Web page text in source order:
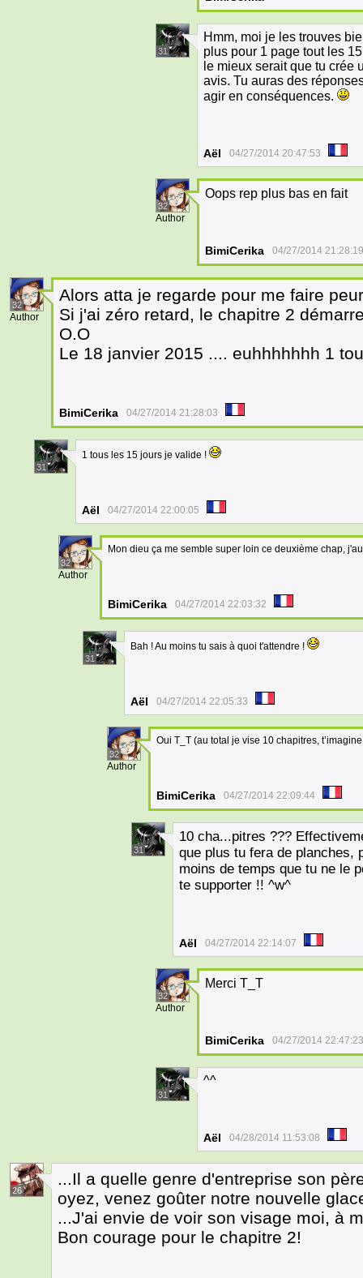
31
Hmm, moi je les trouves
plus pour 1 page tout les
le mieux serait que tu crée
avis. Tu auras des
agir en conséquences.
Aël 04/27/2014 20:47:53
32
Author
Oops rep plus bas en fait
BimiCerika 04/27/2014 21:28:19
32
Author
Alors atta je regarde pour me faire
Si j'ai zéro retard, le chapitre 2
O.O
Le 18 janvier 2015 .... euhhhhhhh 1
BimiCerika 04/27/2014 21:28:03
31
1 tous les 15 jours je valide !
Aël 04/27/2014 22:00:05
32
Author
Mon dieu ça me semble super loin ce deuxième chap,
BimiCerika 04/27/2014 22:03:32
31
Bah ! Au moins tu sais à quoi t'attendre !
Aël 04/27/2014 22:05:33
32
Author
Oui T_T (au total je vise 10 chapitres,
BimiCerika 04/27/2014 22:09:44
31
10 cha...pitres ???
que plus tu fera de planches,
moins de temps que tu ne le
te supporter !! ^w^
Aël 04/27/2014 22:14:07
32
Author
Merci T_T
BimiCerika 04/27/2014 22:47:23
31
^^
Aël 04/28/2014 11:53:08
26
...Il a quelle genre d'entreprise son
oyez, venez goûter notre nouvelle
...J'ai envie de voir son visage moi, à
Bon courage pour le chapitre 2!